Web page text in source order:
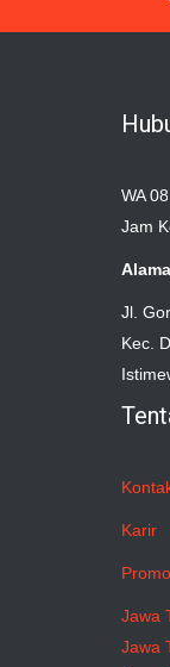
WA
Jam
Jl.
Kec.
Karir
Jawa
Jawa